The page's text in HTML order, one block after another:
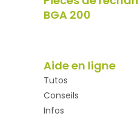
BGA 200
Aide en ligne
Tutos
Conseils
Infos